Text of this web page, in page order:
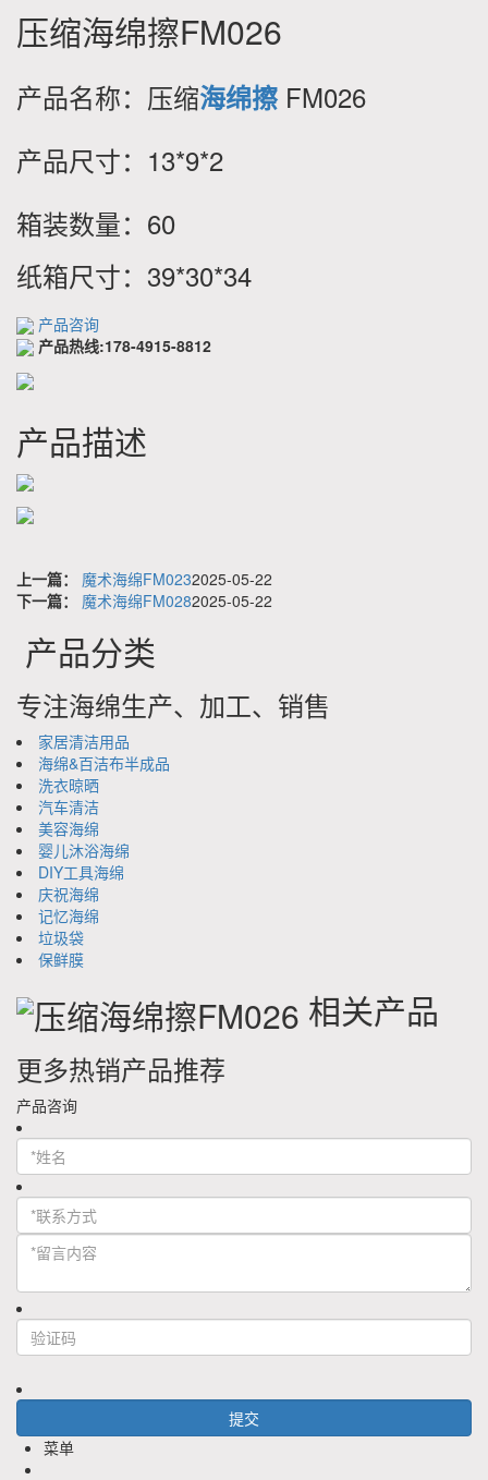
压缩海绵擦FM026
产品名称：压缩海绵擦 FM026
产品尺寸：13*9*2
箱装数量：60
纸箱尺寸：39*30*34
产品咨询
产品热线:178-4915-8812
产品描述
上一篇： 魔术海绵FM0232025-05-22
下一篇：
魔术海绵FM0282025-05-22
产品分类
专注海绵生产、加工、销售
家居清洁用品
海绵&百洁布半成品
洗衣晾晒
汽车清洁
美容海绵
婴儿沐浴海绵
DIY工具海绵
庆祝海绵
记忆海绵
垃圾袋
保鲜膜
相关产品
更多热销产品推荐
产品咨询
菜单